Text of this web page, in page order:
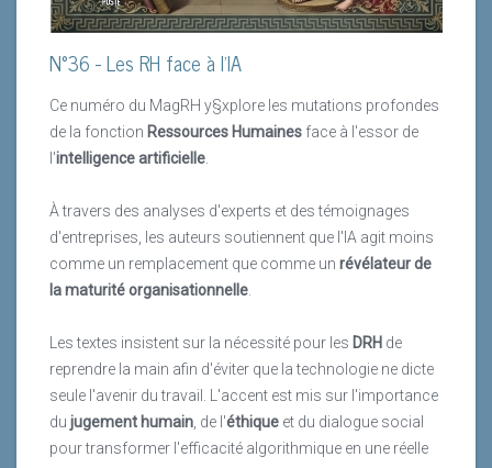
N°36 - Les RH face à l'IA
Ce numéro du MagRH y§xplore les mutations profondes
de la fonction Ressources Humaines face à l'essor de
l'intelligence artificielle
À travers des analyses d'experts et des témoignages
d'entreprises, les auteurs soutiennent que l'IA agit moins
comme un remplacement que comme un révélateur de
la maturité organisationnelle
Les textes insistent sur la nécessité pour les DRH de
reprendre la main afin d'éviter que la technologie ne dicte
seule l'avenir du travail. L'accent est mis sur l'importance
du jugement humain , de l'éthique et du dialogue social
pour transformer l'efficacité algorithmique en une réelle